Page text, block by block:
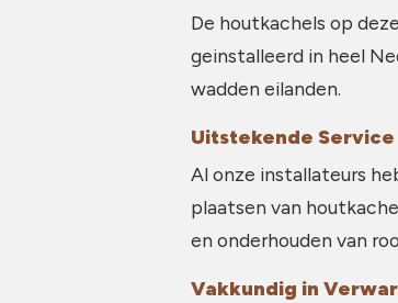
De houtkachels op
geinstalleerd in heel
wadden eilanden.
Uitstekende Service
Al onze installateurs
plaatsen van
en onderhouden van
Vakkundig in